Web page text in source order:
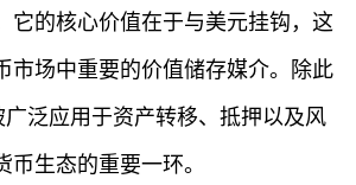
它的核心价值在于与美元挂钩，这
市场中重要的价值储存媒介。除此
泛应用于资产转移、抵押以及风
币生态的重要一环。